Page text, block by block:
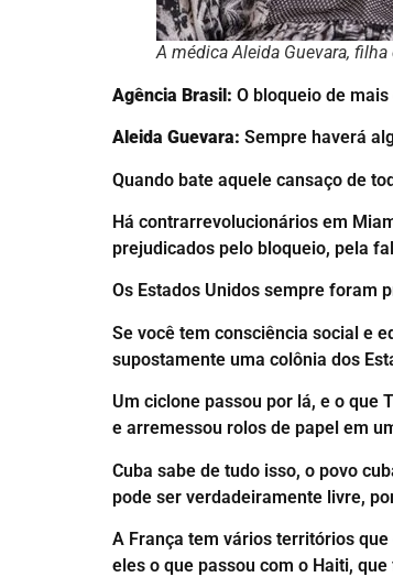
A médica Aleida Guevara,
Agência Brasil: O bloqueio de
Aleida Guevara: Sempre haverá
Quando bate aquele cansaço de
Há contrarrevolucionários em
prejudicados pelo bloqueio, pela
Os Estados Unidos sempre foram
Se você tem consciência social e
supostamente uma colônia dos
Um ciclone passou por lá, e o que
e arremessou rolos de papel em
Cuba sabe de tudo isso, o povo
pode ser verdadeiramente livre,
A França tem vários territórios
eles o que passou com o Haiti,